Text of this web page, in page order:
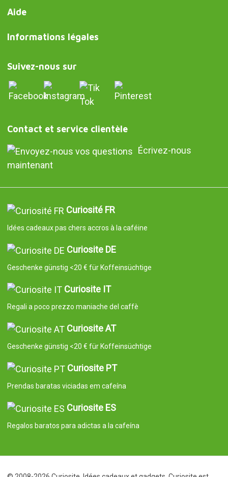
Aide
Informations légales
Suivez-nous sur
Contact et service clientèle
Écrivez-nous
maintenant
Curiosité FR
Idées cadeaux pas chers accros à la caféine
Curiosite DE
Geschenke günstig <20 € für Koffeinsüchtige
Curiosite IT
Regali a poco prezzo maniache del caffè
Curiosite AT
Geschenke günstig <20 € für Koffeinsüchtige
Curiosite PT
Prendas baratas viciadas em cafeína
Curiosite ES
Regalos baratos para adictas a la cafeína